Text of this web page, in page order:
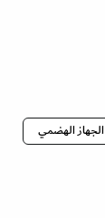
الجهاز الهضمي